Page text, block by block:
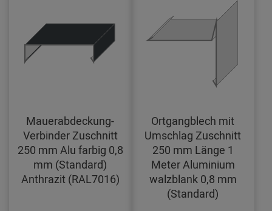
Mauerabdeckung-
Verbinder Zuschnitt
250 mm Alu farbig 0,8
mm (Standard)
Anthrazit (RAL7016)
Ortgangblech mit
Umschlag Zuschnitt
250 mm Länge 1
Meter Aluminium
walzblank 0,8 mm
(Standard)